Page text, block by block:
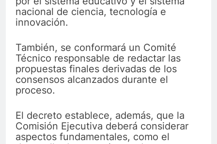
nacional de ciencia, tecnología e
innovación.
También, se conformará un Comité
Técnico responsable de redactar las
propuestas finales derivadas de los
consensos alcanzados durante el
proceso.
El decreto establece, además, que la
Comisión Ejecutiva deberá considerar
aspectos fundamentales, como el